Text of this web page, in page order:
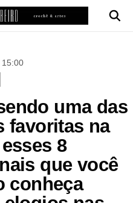
15:00
uma das
favoritas na
8
que você
conheça